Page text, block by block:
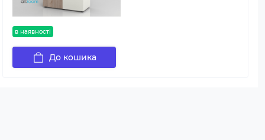
в наявності
До кошика